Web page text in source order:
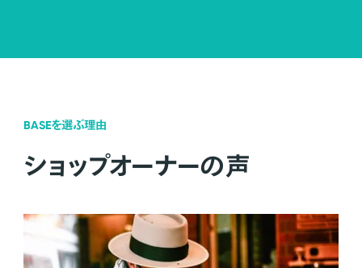
BASEを選ぶ理由
ショップオーナーの声